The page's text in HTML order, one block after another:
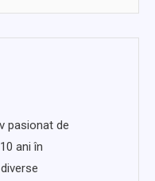
pasionat de
ani în